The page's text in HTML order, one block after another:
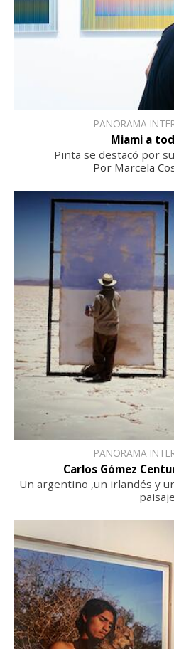
PANORAMA
Miami a
Pinta se destacó por
Por Marcela
PANORAMA
Carlos Gómez
Un argentino ,un irlandés y